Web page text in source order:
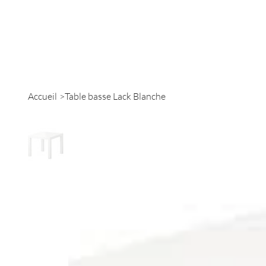
Accueil >Table basse Lack Blanche